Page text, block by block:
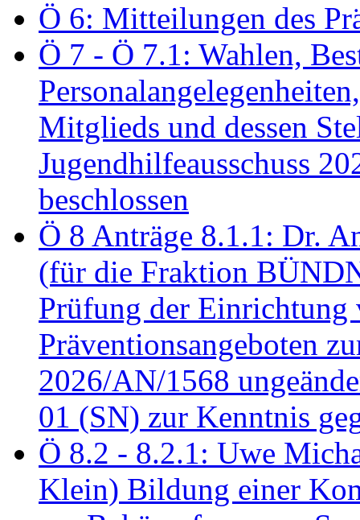
Ö 6: Mitteilungen des
Ö 7 - Ö 7.1: Wahlen,
Mitglieds und dessen
Jugendhilfeausschuss
beschlossen
Ö 8 Anträge 8.1.1: Dr.
(für die Fraktion
Prüfung der Einrichtung
Präventionsangeboten
2026/AN/1568
01 (SN) zur Kenntnis
Ö 8.2 - 8.2.1: Uwe
Klein) Bildung einer